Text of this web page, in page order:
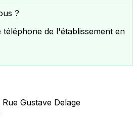
?
de l'établissement en
Gustave Delage